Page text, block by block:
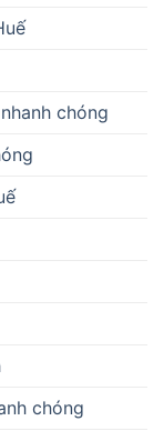
chóng
chóng